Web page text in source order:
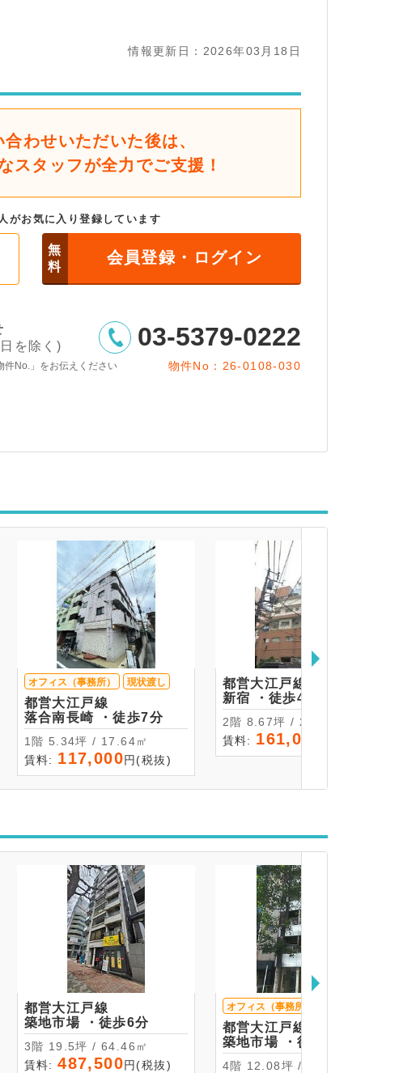
情報更新日：2026年03月18日
合わせいただいた後は、
スタッフが全力でご支援！
がお気に入り登録しています
無
料
会員登録・ログイン
を除く)
03-5379-0222
件No.」をお伝えください 物件No：26-0108-030
オフィス（事務所） 現状渡し
都営大江戸線
落合南長崎 ・徒歩7分
1階 5.34坪 / 17.64㎡
賃料: 117,000円(税抜)
都営大江戸線
新宿 ・徒歩4分
2階 8.67坪 / 28.67㎡
賃料: 161,000
都営大江戸線
築地市場 ・徒歩6分
3階 19.5坪 / 64.46㎡
賃料:487,500円(税抜)
オフィス（事務所）
都営大江戸線
築地市場 ・徒歩3分
4階 12.08坪 / 39.93㎡